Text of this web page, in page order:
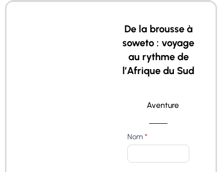
De la brousse à
soweto : voyage
au rythme de
l’Afrique du Sud
Aventure
De
la
Brousse
Nom *